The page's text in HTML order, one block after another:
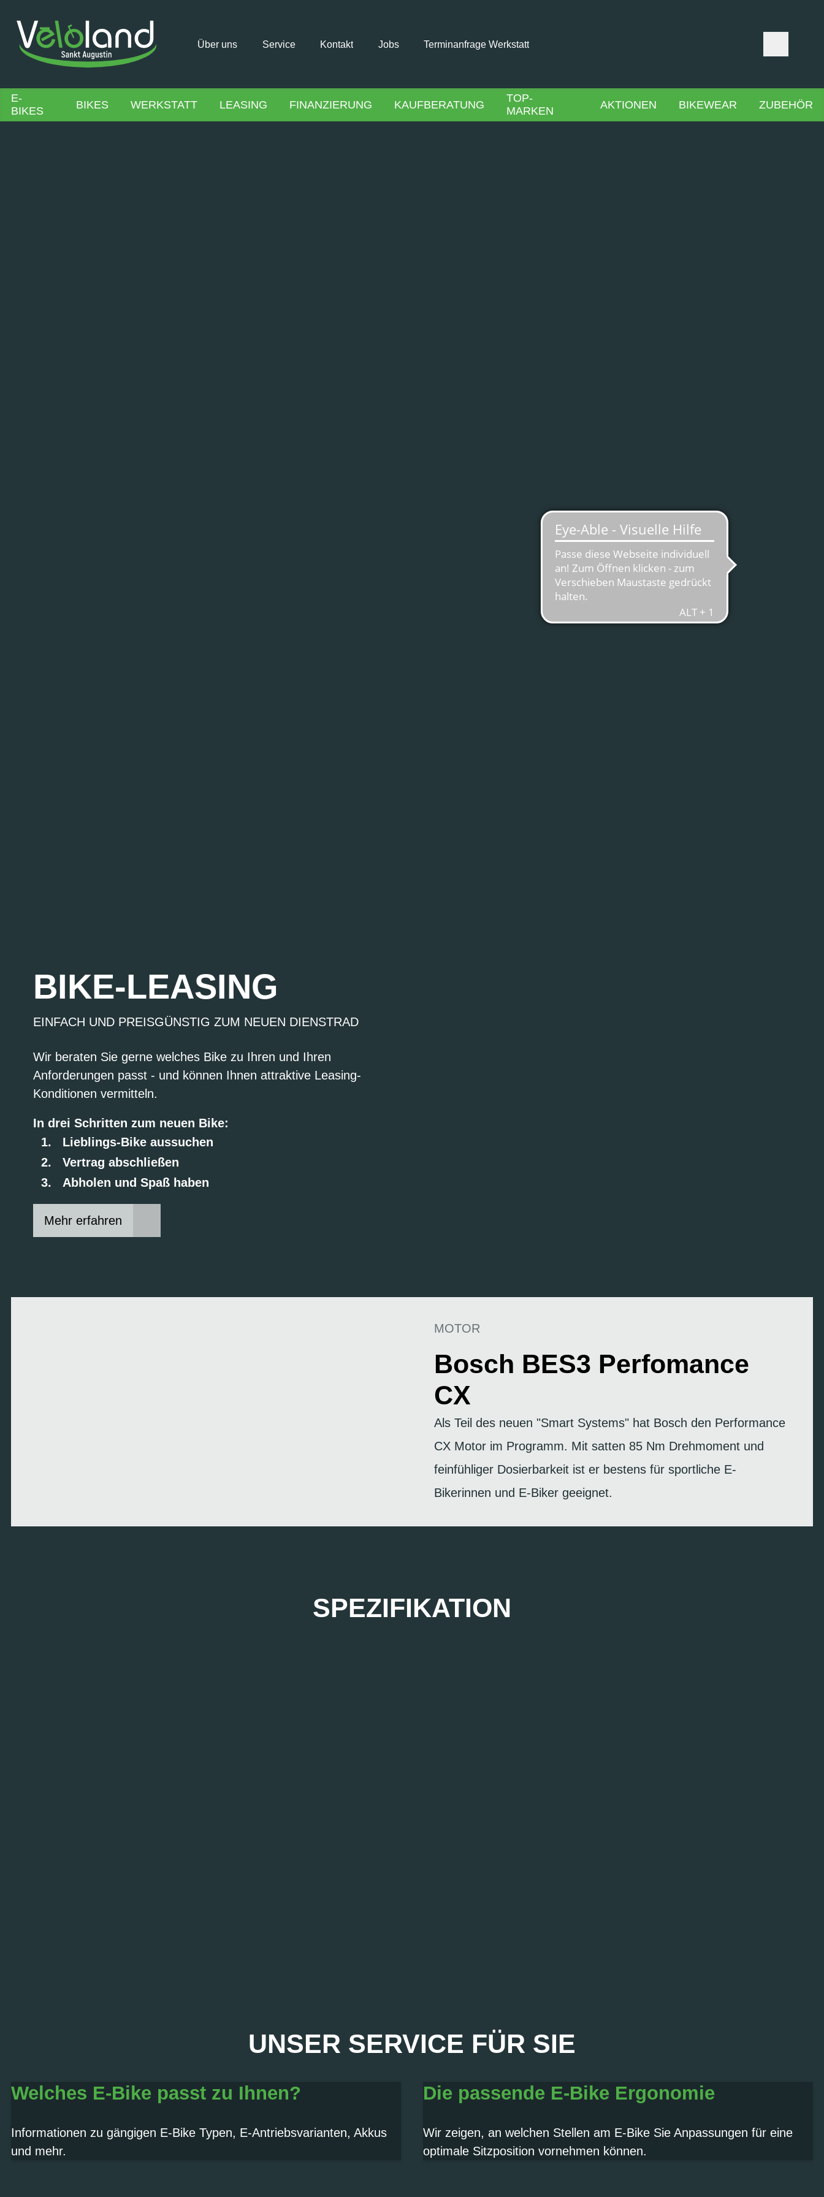
Über uns Service Kontakt Jobs Terminanfrage Werkstatt
E-
BIKES
BIKES WERKSTATT LEASING FINANZIERUNG KAUFBERATUNG
TOP-
MARKEN
AKTIONEN BIKEWEAR ZUBEHÖR
BIKE-LEASING
EINFACH UND PREISGÜNSTIG ZUM NEUEN DIENSTRAD
Wir beraten Sie gerne welches Bike zu Ihren und Ihren
Anforderungen passt - und können Ihnen attraktive Leasing-
Konditionen vermitteln.
In drei Schritten zum neuen Bike:
Lieblings-Bike aussuchen
Vertrag abschließen
Abholen und Spaß haben
Mehr erfahren
MOTOR
Bosch BES3 Perfomance
CX
Als Teil des neuen "Smart Systems" hat Bosch den Performance
CX Motor im Programm. Mit satten 85 Nm Drehmoment und
feinfühliger Dosierbarkeit ist er bestens für sportliche E-
Bikerinnen und E-Biker geeignet.
SPEZIFIKATION
PROBEFAHRT? JA, SOFORT!
UNSER SERVICE FÜR SIE
Welches E-Bike passt zu Ihnen?
Informationen zu gängigen E-Bike Typen, E-Antriebsvarianten, Akkus
und mehr.
Die passende E-Bike Ergonomie
Wir zeigen, an welchen Stellen am E-Bike Sie Anpassungen für eine
optimale Sitzposition vornehmen können.